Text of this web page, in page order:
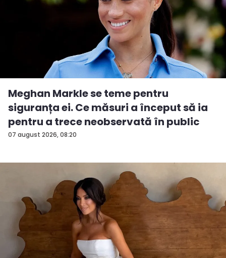
07 august 2026, 08:20
Meghan Markle se teme pentru
siguranța ei. Ce măsuri a început să ia
pentru a trece neobservată în public